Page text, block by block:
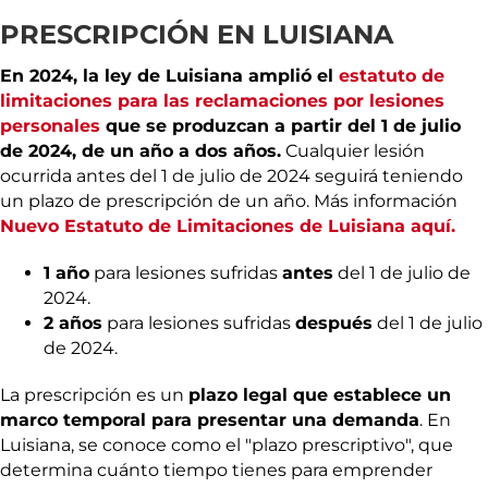
PRESCRIPCIÓN EN LUISIANA
En 2024, la ley de Luisiana amplió el estatuto de
limitaciones para las reclamaciones por lesiones
personales que se produzcan a partir del 1 de julio
de 2024, de un año a dos años. Cualquier lesión
ocurrida antes del 1 de julio de 2024 seguirá teniendo
un plazo de prescripción de un año. Más información
Nuevo Estatuto de Limitaciones de Luisiana aquí.
1 año para lesiones sufridas antes del 1 de julio de
2024.
2 años para lesiones sufridas después del 1 de julio
de 2024.
La prescripción es un plazo legal que establece un
marco temporal para presentar una demanda. En
Luisiana, se conoce como el "plazo prescriptivo", que
determina cuánto tiempo tienes para emprender